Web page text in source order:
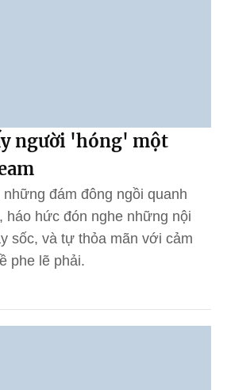
người 'hóng' một
đám đông ngồi quanh
háo hức đón nghe những nội
sốc, và tự thỏa mãn với cảm
phe lẽ phải.